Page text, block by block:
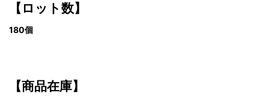
【ロット数】
180個
【商品在庫】